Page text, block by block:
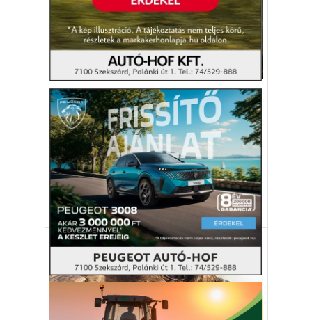
Egészség-életmód
Hosszúra nyúltak a kórházi
várólisták
Tavaly decemberben már több mint 50
ezer ember várt különböző műtétekre
Magyarországon.
egészségügy várólista